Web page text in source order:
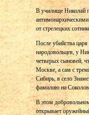
В училище Николай
от стрелецких
После убийства
народовольцев, у
четверых сыновей,
Москве, а сам с
Сибирь, в село
фамилию на
В этом
открывает